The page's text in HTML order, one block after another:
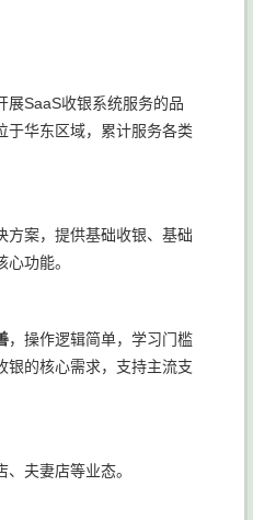
展SaaS收银系统服务的品
于华东区域，累计服务各类
方案，提供基础收银、基础
功能。
，操作逻辑简单，学习门槛
银的核心需求，支持主流支
夫妻店等业态。